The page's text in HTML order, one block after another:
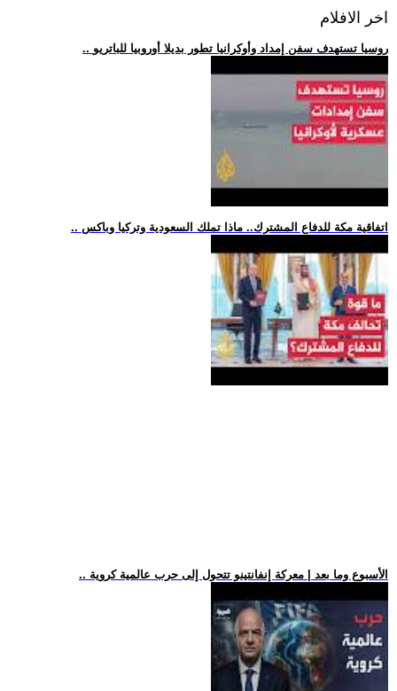
اخر الافلام
.. روسيا تستهدف سفن إمداد وأوكرانيا تطور بديلا أوروبيا للباتريو
.. اتفاقية مكة للدفاع المشترك.. ماذا تملك السعودية وتركيا وباكس
.. الأسبوع وما بعد | معركة إنفانتينو تتحول إلى حرب عالمية كروية